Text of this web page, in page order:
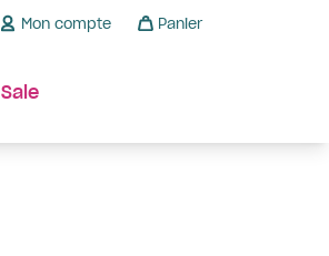
Mon compte Panier
Sale